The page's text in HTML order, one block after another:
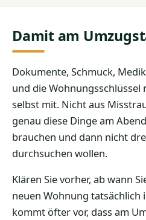
Damit am
Dokumente, Schmuck,
und die Wohnungsschlüssel
selbst mit. Nicht aus
genau diese Dinge am
brauchen und dann nicht
durchsuchen wollen.
Klären Sie vorher, ab wann
neuen Wohnung tatsächlich
kommt öfter vor, dass am